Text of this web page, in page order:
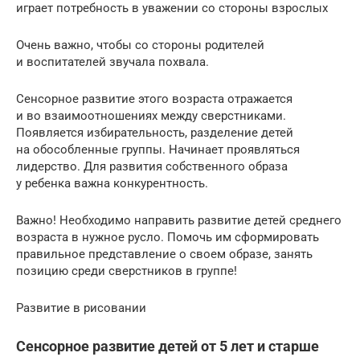
играет потребность в уважении со стороны взрослых
Очень важно, чтобы со стороны родителей
и воспитателей звучала похвала.
Сенсорное развитие этого возраста отражается
и во взаимоотношениях между сверстниками.
Появляется избирательность, разделение детей
на обособленные группы. Начинает проявляться
лидерство. Для развития собственного образа
у ребенка важна конкурентность.
Важно! Необходимо направить развитие детей среднего
возраста в нужное русло. Помочь им сформировать
правильное представление о своем образе, занять
позицию среди сверстников в группе!
Развитие в рисовании
Сенсорное развитие детей от 5 лет и старше